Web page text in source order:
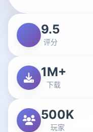
9.5
评分
1M+
下载
500K
玩家